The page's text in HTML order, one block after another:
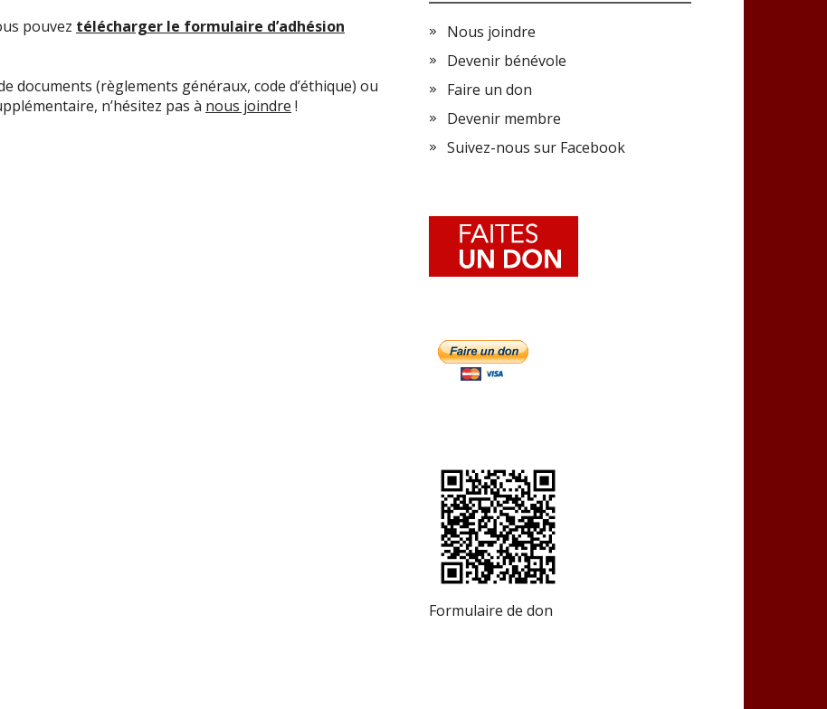
pouvez télécharger le formulaire d’adhésion
documents (règlements généraux, code d’éthique) ou
n’hésitez pas à nous joindre !
Nous joindre
Devenir bénévole
Faire un don
Devenir membre
Suivez-nous sur Facebook
Formulaire de don